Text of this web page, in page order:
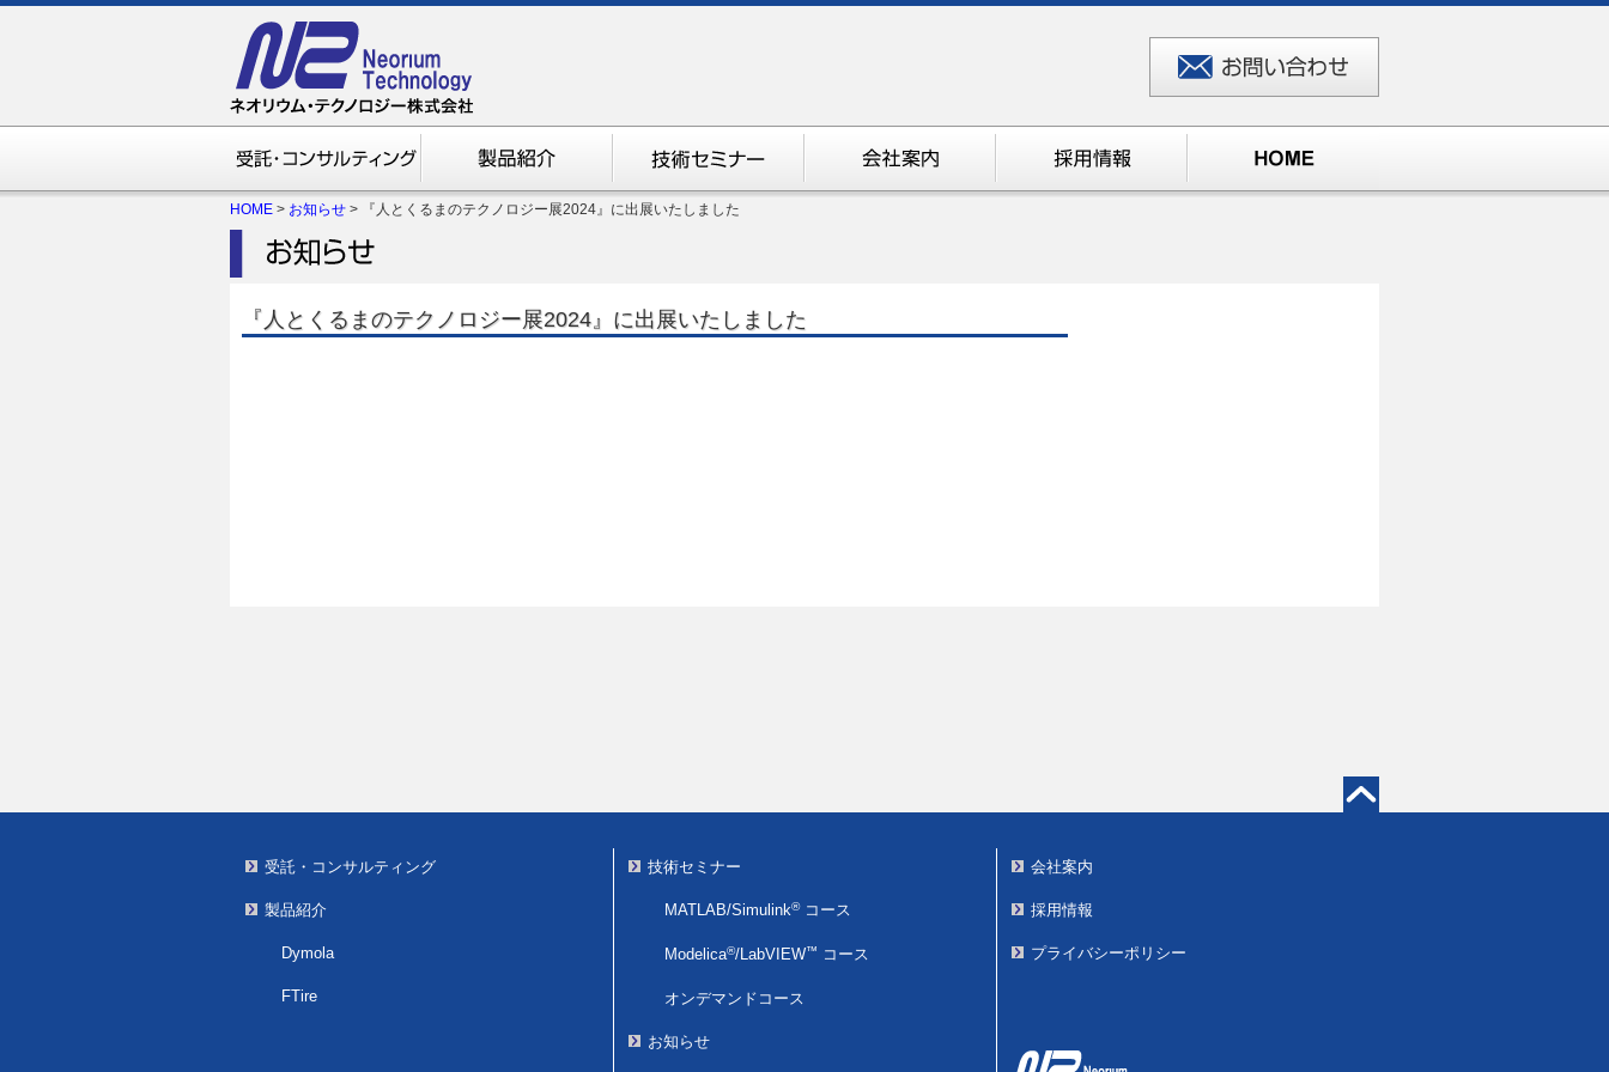
HOME > お知らせ > 『人とくるまのテクノロジー展2024』に出展いたしました
『人とくるまのテクノロジー展2024』に出展いたしました
受託・コンサルティング
製品紹介
Dymola
FTire
技術セミナー
MATLAB/Simulink®コース
Modelica®/LabVIEW™ コース
オンデマンドコース
お知らせ
会社案内
採用情報
プライバシーポリシー